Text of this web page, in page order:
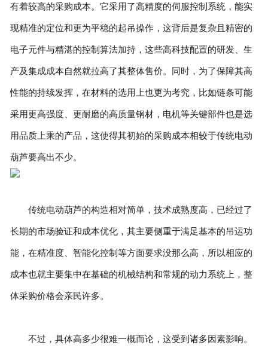
有着较高的采购成本。它采用了高精度的伺服控制系统，能实
现精准的定位和更为平稳的起吊操作，这背后是复杂且精密的
电子元件与精湛的控制算法加持，这些高科技配置的研发、生
产及集成成本自然就拉高了其整体售价。同时，为了保障其高
性能的持续发挥，在材料的选用上也更为考究，比如链条可能
采用更高强度、更耐磨的高质量钢材，电机等关键部件也是选
用品质上乘的产品，这使得其初始的采购成本相较于传统电动
葫芦要高出不少。
传统电动葫芦的构造相对简单，技术成熟度高，已经过了
长期的市场验证和成本优化，其主要侧重于满足基本的吊运功
能，在精准度、智能化控制等方面要求没那么高，所以相应的
成本也就主要集中在基础的机械结构和常规的动力系统上，整
体采购价格会亲民许多。
不过，具体高多少很难一概而论，这受到诸多因素影响。